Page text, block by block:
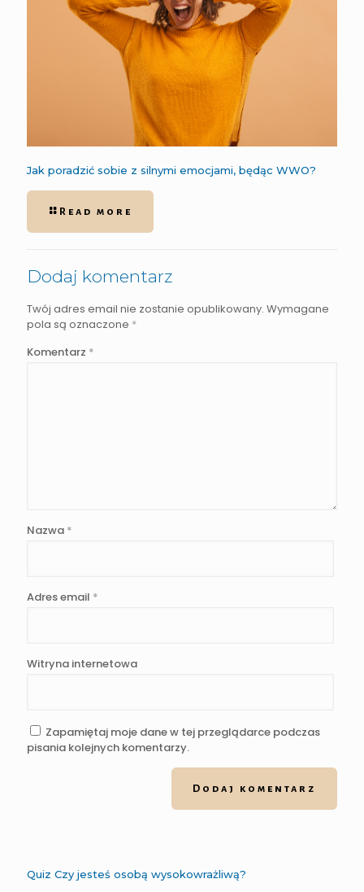
Jak poradzić sobie z silnymi emocjami, będąc WWO?
Read more
Dodaj komentarz
Twój adres email nie zostanie opublikowany. Wymagane
pola są oznaczone *
Komentarz *
Nazwa *
Adres email *
Witryna internetowa
Zapamiętaj moje dane w tej przeglądarce podczas
pisania kolejnych komentarzy.
Quiz Czy jesteś osobą wysokowrażliwą?